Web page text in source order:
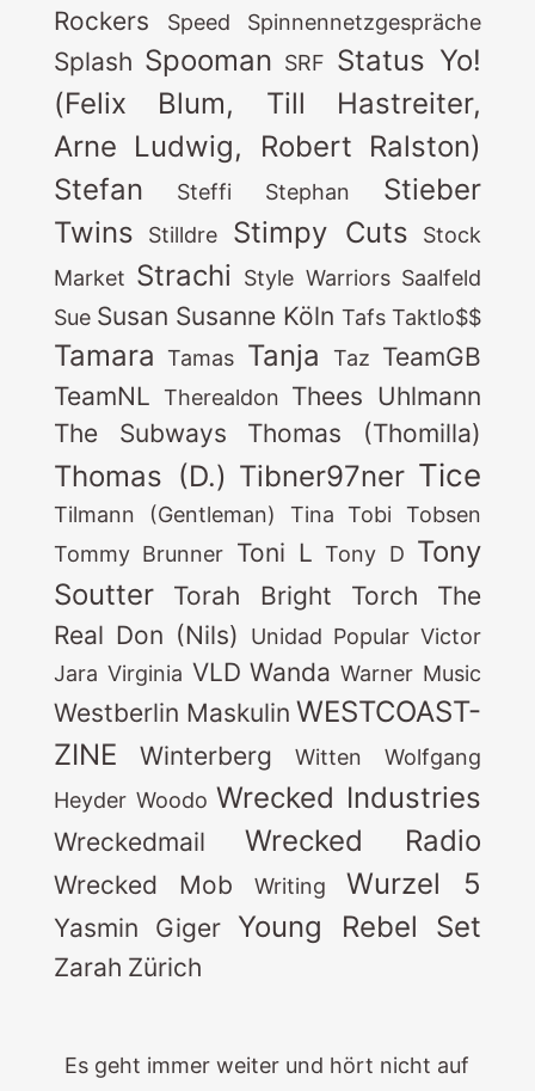
Rockers
Speed Spinnennetzgespräche
Splash Spooman SRF Status Yo!
(Felix Blum, Till Hastreiter,
Arne Ludwig, Robert Ralston)
Stefan
Steffi Stephan
Stieber
Twins
Stilldre Stimpy Cuts
Stock
Market Strachi Style Warriors Saalfeld
Sue Susan Susanne Köln Tafs Taktlo$$
Tamara Tamas Tanja Taz TeamGB
TeamNL Therealdon Thees Uhlmann
The Subways
Thomas (Thomilla)
Thomas (D.) Tibner97ner Tice
Tilmann (Gentleman) Tina Tobi Tobsen
Tommy Brunner Toni L Tony D Tony
Soutter
Torah Bright Torch
The
Real Don (Nils)
Unidad Popular Victor
Jara Virginia VLD Wanda Warner Music
Westberlin Maskulin WESTCOAST-
ZINE
Winterberg Witten
Wolfgang
Heyder Woodo Wrecked Industries
Wreckedmail Wrecked Radio
Wrecked Mob Writing Wurzel 5
Yasmin Giger Young Rebel Set
Zarah Zürich
Es geht immer weiter und hört nicht auf